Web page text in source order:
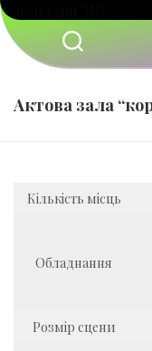
Перейти
до
вмісту
Актова зала
Кількість місць
Обладнання
Розмір сцени